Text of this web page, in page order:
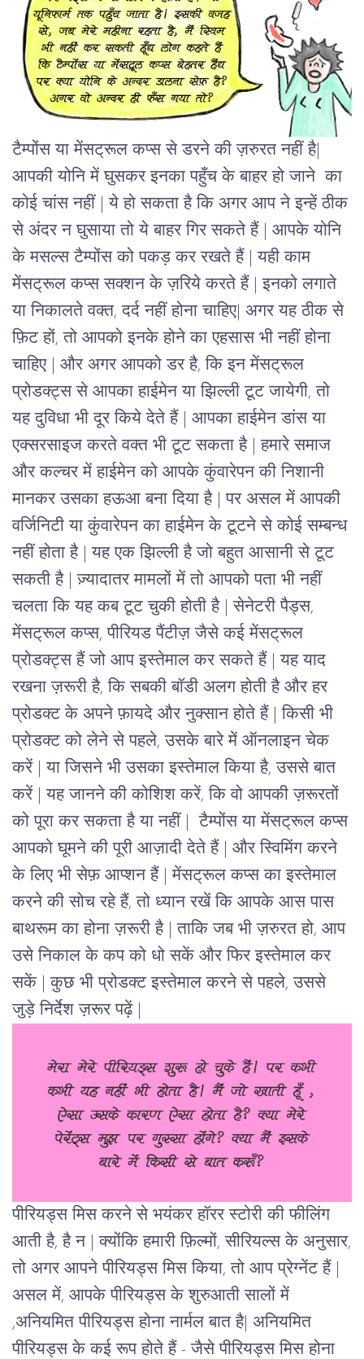
टैम्पोंस या मेंसट्रूल कप्स से डरने की ज़रुरत नहीं है|
आपकी योनि में घुसकर इनका पहुँच के बाहर हो जाने का
कोई चांस नहीं | ये हो सकता है कि अगर आप ने इन्हें ठीक
से अंदर न घुसाया तो ये बाहर गिर सकते हैं | आपके योनि
के मसल्स टैम्पोंस को पकड़ कर रखते हैं | यही काम
मेंसट्रूल कप्स सक्शन के ज़रिये करते हैं | इनको लगाते
या निकालते वक्त, दर्द नहीं होना चाहिए| अगर यह ठीक से
फ़िट हों, तो आपको इनके होने का एहसास भी नहीं होना
चाहिए | और अगर आपको डर है, कि इन मेंसट्रूल
प्रोडक्ट्स से आपका हाईमेन या झिल्ली टूट जायेगी, तो
यह दुविधा भी दूर किये देते हैं | आपका हाईमेन डांस या
एक्सरसाइज करते वक्त भी टूट सकता है | हमारे समाज
और कल्चर में हाईमेन को आपके कुंवारेपन की निशानी
मानकर उसका हऊआ बना दिया है | पर असल में आपकी
वर्जिनिटी या कुंवारेपन का हाईमेन के टूटने से कोई सम्बन्ध
नहीं होता है | यह एक झिल्ली है जो बहुत आसानी से टूट
सकती है | ज़्यादातर मामलों में तो आपको पता भी नहीं
चलता कि यह कब टूट चुकी होती है |सेनेटरी पैड्स,
मेंसट्रूल कप्स, पीरियड पैंटीज़ जैसे कई मेंसट्रूल
प्रोडक्ट्स हैं जो आप इस्तेमाल कर सकते हैं | यह याद
रखना ज़रूरी है, कि सबकी बॉडी अलग होती है और हर
प्रोडक्ट के अपने फ़ायदे और नुक्सान होते हैं | किसी भी
प्रोडक्ट को लेने से पहले, उसके बारे में ऑनलाइन चेक
करें | या जिसने भी उसका इस्तेमाल किया है, उससे बात
करें | यह जानने की कोशिश करें, कि वो आपकी ज़रूरतों
को पूरा कर सकता है या नहीं | टैम्पोंस या मेंसट्रूल कप्स
आपको घूमने की पूरी आज़ादी देते हैं | और स्विमिंग करने
के लिए भी सेफ़ आप्शन हैं | मेंसट्रूल कप्स का इस्तेमाल
करने की सोच रहे हैं, तो ध्यान रखें कि आपके आस पास
बाथरूम का होना ज़रूरी है | ताकि जब भी ज़रुरत हो, आप
उसे निकाल के कप को धो सकें और फिर इस्तेमाल कर
सकें | कुछ भी प्रोडक्ट इस्तेमाल करने से पहले, उससे
जुड़े निर्देश ज़रूर पढ़ें |
पीरियड्स मिस करने से भयंकर हॉरर स्टोरी की फीलिंग
आती है, है न | क्योंकि हमारी फ़िल्मों, सीरियल्सके अनुसार,
तो अगर आपने पीरियड्स मिस किया, तो आप प्रेग्नेंट हैं |
असल में, आपके पीरियड्स के शुरुआती सालों में
,अनियमित पीरियड्स होना नार्मल बात है| अनियमित
पीरियड्स के कई रूप होते हैं - जैसे पीरियड्स मिस होना